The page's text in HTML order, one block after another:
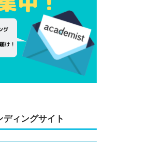
ィングサイト